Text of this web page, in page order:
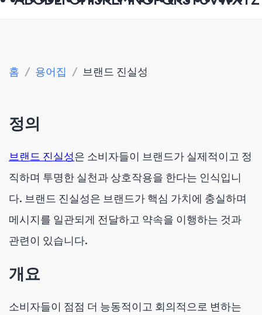
홈 / 용어집 / 브랜드 진실성
정의
브랜드 진실성은 소비자들이 브랜드가 실제적이고 정
직하며 투명한 실천과 상호작용을 한다는 인식입니
다. 브랜드 진실성은 브랜드가 핵심 가치에 충실하며
메시지를 일관되게 전달하고 약속을 이행하는 것과
관련이 있습니다.
개요
소비자들이 점점 더 능동적이고 회의적으로 변하는